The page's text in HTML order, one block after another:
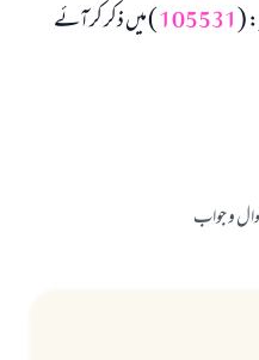
(
105531) میں ذکر کر آئے
و جواب